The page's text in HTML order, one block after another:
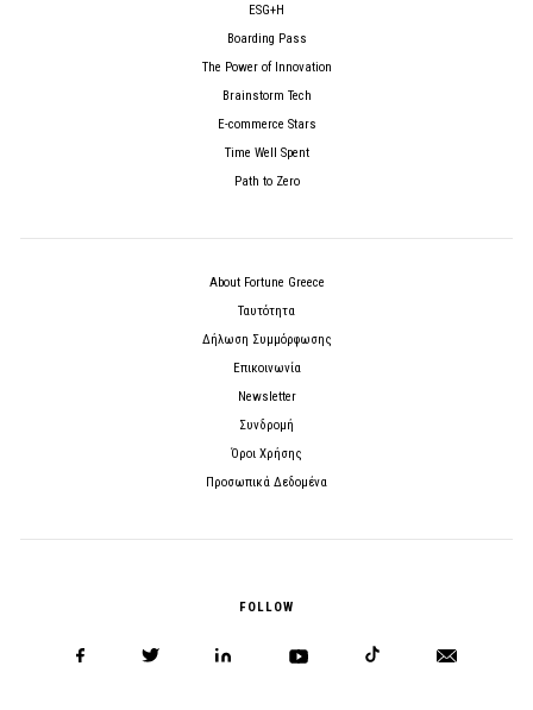
ESG+H
Boarding Pass
The Power of Innovation
Brainstorm Tech
E-commerce Stars
Time Well Spent
Path to Zero
About Fortune Greece
Ταυτότητα
Δήλωση Συμμόρφωσης
Επικοινωνία
Newsletter
Συνδρομή
Όροι Χρήσης
Προσωπικά Δεδομένα
FOLLOW